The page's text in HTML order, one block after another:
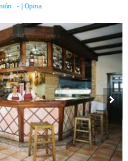
- | Opina